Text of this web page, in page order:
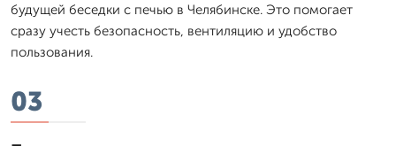
будущей беседки с печью в Челябинске. Это помогает
сразу учесть безопасность, вентиляцию и удобство
пользования.
03